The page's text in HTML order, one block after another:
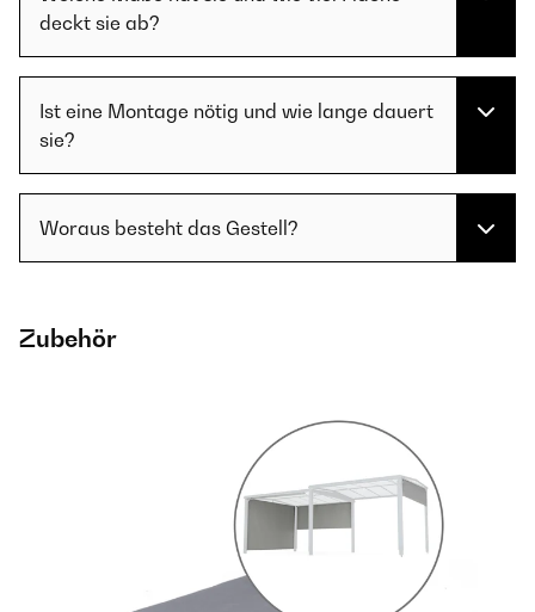
deckt sie ab?
Ist eine Montage nötig und wie lange dauert
sie?
Woraus besteht das Gestell?
Zubehör